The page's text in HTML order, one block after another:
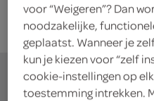
voor “Weigeren”? Dan
noodzakelijke,
geplaatst. Wanneer je
kun je kiezen voor “zelf
cookie-instellingen op
toestemming intrekken.